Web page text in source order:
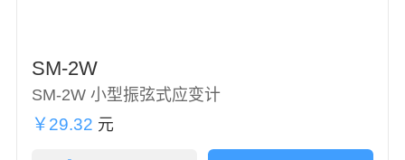
SM-2W
SM-2W 小型振弦式应变计
￥29.32 元